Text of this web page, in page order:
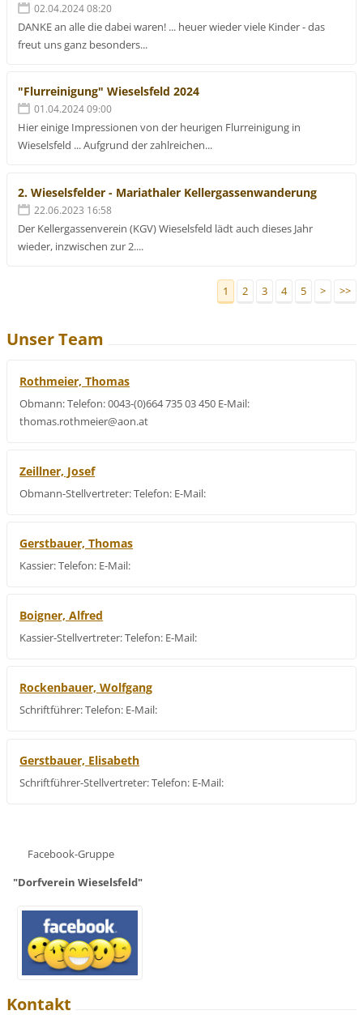
02.04.2024 08:20
DANKE an alle die dabei waren! ... heuer wieder viele Kinder - das
freut uns ganz besonders...
"Flurreinigung" Wieselsfeld 2024
01.04.2024 09:00
Hier einige Impressionen von der heurigen Flurreinigung in
Wieselsfeld ... Aufgrund der zahlreichen...
2. Wieselsfelder - Mariathaler Kellergassenwanderung
22.06.2023 16:58
Der Kellergassenverein (KGV) Wieselsfeld lädt auch dieses Jahr
wieder, inzwischen zur 2....
1 2 3 4 5 > >>
Unser Team
Rothmeier, Thomas
Obmann: Telefon: 0043-(0)664 735 03 450 E-Mail:
thomas.rothmeier@aon.at
Zeillner, Josef
Obmann-Stellvertreter: Telefon: E-Mail:
Gerstbauer, Thomas
Kassier: Telefon: E-Mail:
Boigner, Alfred
Kassier-Stellvertreter: Telefon: E-Mail:
Rockenbauer, Wolfgang
Schriftführer: Telefon: E-Mail:
Gerstbauer, Elisabeth
Schriftführer-Stellvertreter: Telefon: E-Mail:
Facebook-Gruppe
"Dorfverein Wieselsfeld"
Kontakt